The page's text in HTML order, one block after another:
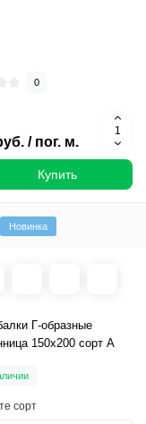
0
/ пог. м.
Купить
Новинка
Г-образные
150х200 сорт А
сорт